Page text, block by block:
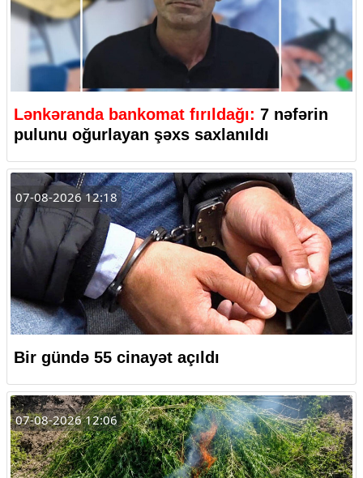
Lənkəranda bankomat fırıldağı: 7 nəfərin
pulunu oğurlayan şəxs saxlanıldı
07-08-2026 12:18
Bir gündə 55 cinayət açıldı
07-08-2026 12:06